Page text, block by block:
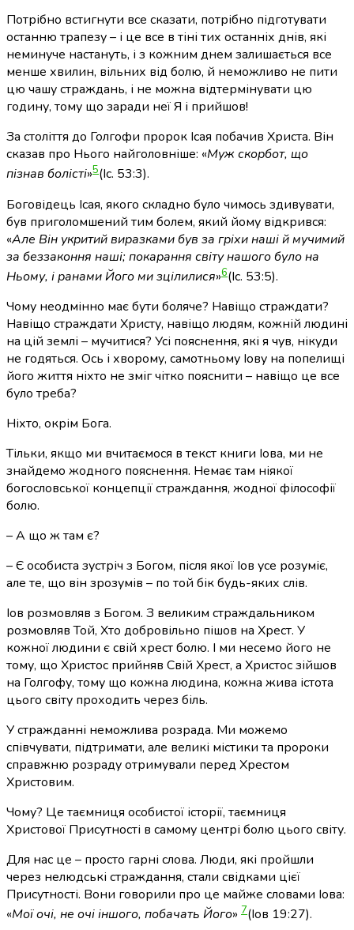
Потрібно встигнути все сказати, потрібно підготувати
останню трапезу – і це все в тіні тих останніх днів, які
неминуче настануть, і з кожним днем залишається все
менше хвилин, вільних від болю, й неможливо не пити
цю чашу страждань, і не можна відтермінувати цю
годину, тому що заради неї Я і прийшов!
За століття до Голгофи пророк Ісая побачив Христа. Він
сказав про Нього найголовніше: «Муж скорбот, що
пізнав болісті»5(Іс. 53:3).
Боговідець Ісая, якого складно було чимось здивувати,
був приголомшений тим болем, який йому відкрився:
«Але Він укритий виразками був за гріхи наші й мучимий
за беззаконня наші; покарання світу нашого було на
Ньому, і ранами Його ми зцілилися»6(Іс. 53:5).
Чому неодмінно має бути боляче? Навіщо страждати?
Навіщо страждати Христу, навіщо людям, кожній людині
на цій землі – мучитися? Усі пояснення, які я чув, нікуди
не годяться. Ось і хворому, самотньому Іову на попелищі
його життя ніхто не зміг чітко пояснити – навіщо це все
було треба?
Ніхто, окрім Бога.
Тільки, якщо ми вчитаємося в текст книги Іова, ми не
знайдемо жодного пояснення. Немає там ніякої
богословської концепції страждання, жодної філософії
болю.
– А що ж там є?
– Є особиста зустріч з Богом, після якої Іов усе розуміє,
але те, що він зрозумів – по той бік будь-яких слів.
Іов розмовляв з Богом. З великим страждальником
розмовляв Той, Хто добровільно пішов на Хрест. У
кожної людини є свій хрест болю. І ми несемо його не
тому, що Христос прийняв Свій Хрест, а Христос зійшов
на Голгофу, тому що кожна людина, кожна жива істота
цього світу проходить через біль.
У стражданні неможлива розрада. Ми можемо
співчувати, підтримати, але великі містики та пророки
справжню розраду отримували перед Хрестом
Христовим.
Чому? Це таємниця особистої історії, таємниця
Христової Присутності в самому центрі болю цього світу.
Для нас це – просто гарні слова. Люди, які пройшли
через нелюдські страждання, стали свідками цієї
Присутності. Вони говорили про це майже словами Іова:
«Мої очі, не очі іншого, побачать Його» 7(Іов 19:27).